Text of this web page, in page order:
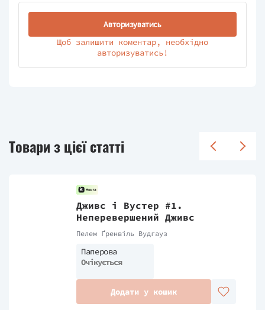
Щоб залишити коментар, необхідно
авторизуватись!
Авторизуватись
Товари з цієї статті
Дживс і Вустер #1.
Неперевершений Дживс
Пелем Ґренвіль Вудгауз
Паперова
Очікується
Додати у кошик